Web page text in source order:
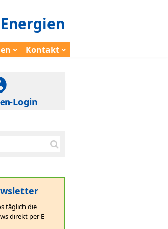
Kontakt
-Login
täglich die
direkt per E-